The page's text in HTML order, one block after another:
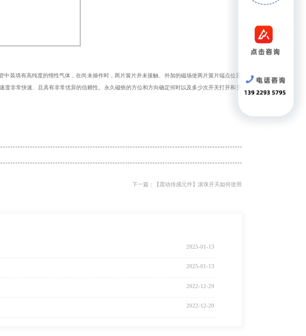
装填有高纯度的惰性气体，在尚未操作时，两片簧片并未接触、外加的磁场使两片簧片端点位置
非常快速、且具有非常优异的信赖性。永久磁铁的方位和方向确定何时以及多少次开关打开和关
下一篇：【震动传感元件】滚珠开关如何使用
2025-01-13
2025-01-13
2022-12-29
2022-12-20